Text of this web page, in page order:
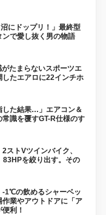
にドップリ！」最終型
で愛し抜く男の物語
たまらないスポーツエ
したエアロに22インチホ
した結果…」エアコン＆
識を覆すGT-R仕様のす
ストVツインバイク、
を絞り出す。その
-1℃の飲めるシャーベッ
作業やアウトドアに「ア
利！